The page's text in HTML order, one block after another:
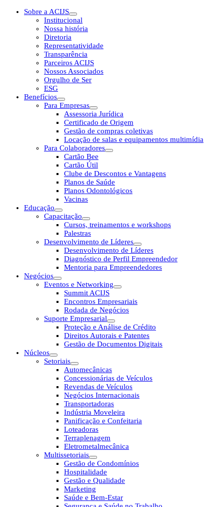
Sobre a ACIJS
Institucional
Nossa história
Diretoria
Representatividade
Transparência
Parceiros ACIJS
Nossos Associados
Orgulho de Ser
ESG
Benefícios
Para Empresas
Assessoria Jurídica
Certificado de Origem
Gestão de compras coletivas
Locação de salas e equipamentos multimídia
Para Colaboradores
Cartão Bee
Cartão Útil
Clube de Descontos e Vantagens
Planos de Saúde
Planos Odontológicos
Vacinas
Educação
Capacitação
Cursos, treinamentos e workshops
Palestras
Desenvolvimento de Líderes
Desenvolvimento de Líderes
Diagnóstico de Perfil Empreendedor
Mentoria para Empreendedores
Negócios
Eventos e Networking
Summit ACIJS
Encontros Empresariais
Rodada de Negócios
Suporte Empresarial
Proteção e Análise de Crédito
Direitos Autorais e Patentes
Gestão de Documentos Digitais
Núcleos
Setoriais
Automecânicas
Concessionárias de Veículos
Revendas de Veículos
Negócios Internacionais
Transportadoras
Indústria Moveleira
Panificação e Confeitaria
Loteadoras
Terraplenagem
Eletrometalmecânica
Multissetoriais
Gestão de Condomínios
Hospitalidade
Gestão e Qualidade
Marketing
Saúde e Bem-Estar